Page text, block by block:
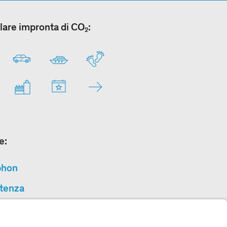
impronta di CO₂: